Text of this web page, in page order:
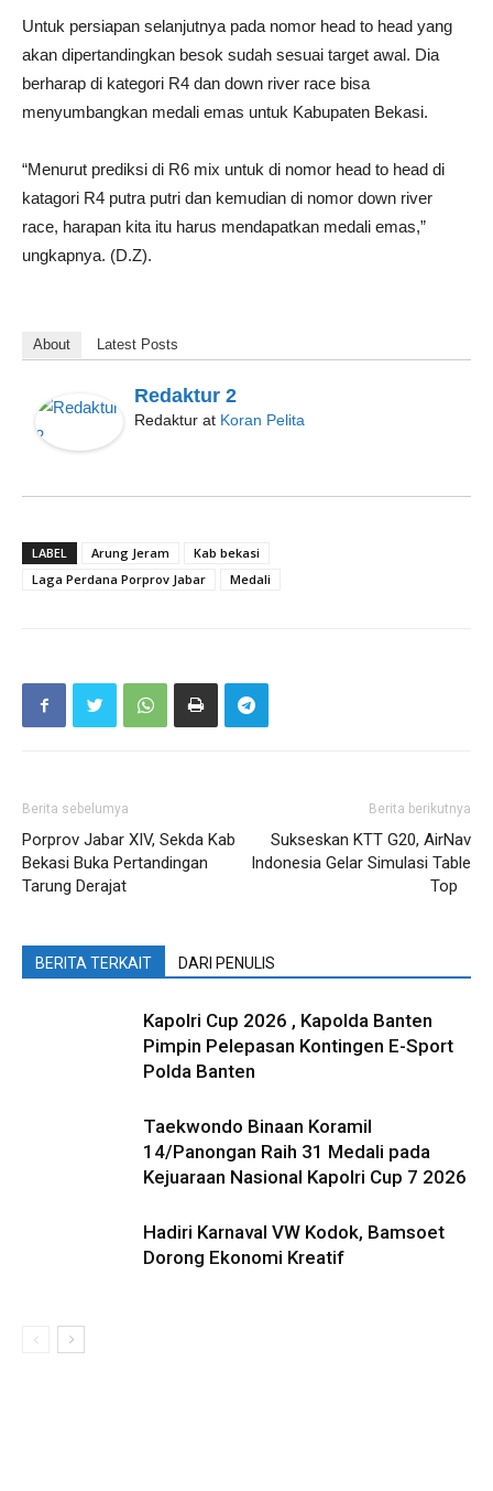
Untuk persiapan selanjutnya pada nomor head to head yang
akan dipertandingkan besok sudah sesuai target awal. Dia
berharap di kategori R4 dan down river race bisa
menyumbangkan medali emas untuk Kabupaten Bekasi.
“Menurut prediksi di R6 mix untuk di nomor head to head di
katagori R4 putra putri dan kemudian di nomor down river
race, harapan kita itu harus mendapatkan medali emas,”
ungkapnya. (D.Z).
About Latest Posts
Redaktur 2
Redaktur at Koran Pelita
LABEL Arung Jeram
Kab bekasi
Laga Perdana Porprov Jabar
Medali
Berita sebelumya
Porprov Jabar XIV, Sekda Kab
Bekasi Buka Pertandingan
Tarung Derajat
Berita berikutnya
Sukseskan KTT G20, AirNav
Indonesia Gelar Simulasi Table
Top
BERITA TERKAIT DARI PENULIS
Kapolri Cup 2026 , Kapolda Banten
Pimpin Pelepasan Kontingen E-Sport
Polda Banten
Taekwondo Binaan Koramil
14/Panongan Raih 31 Medali pada
Kejuaraan Nasional Kapolri Cup 7 2026
Hadiri Karnaval VW Kodok, Bamsoet
Dorong Ekonomi Kreatif